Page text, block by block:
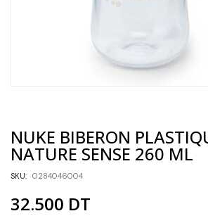
NUKE BIBERON
NATURE SENSE 260 ML
SKU: 0284046004
32.500 DT